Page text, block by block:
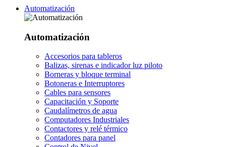
Automatización
Automatización
Accesorios para tableros
Balizas, sirenas e indicador luz piloto
Borneras y bloque terminal
Botoneras e Interruptores
Cables para sensores
Capacitación y Soporte
Caudalímetros de agua
Computadores Industriales
Contactores y relé térmico
Contadores para panel